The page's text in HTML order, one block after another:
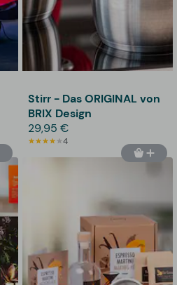
Stirr - Das ORIGINAL von
BRIX Design
29,95 €
4